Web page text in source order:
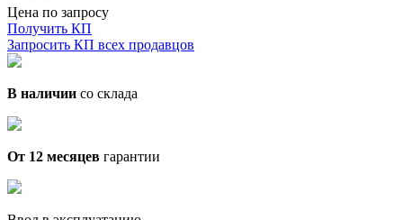
Цена по запросу
Получить КП
Запросить КП всех продавцов
В наличии со склада
От 12 месяцев гарантии